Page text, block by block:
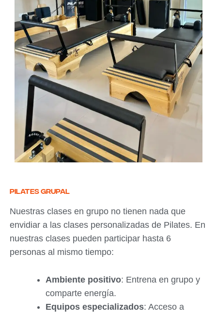
pilates grupal
Nuestras clases en grupo no tienen nada que
envidiar a las clases personalizadas de Pilates. En
nuestras clases pueden participar hasta 6
personas al mismo tiempo:
Ambiente positivo: Entrena en grupo y
comparte energía.
Equipos especializados: Acceso a